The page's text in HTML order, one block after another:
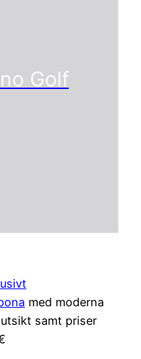
Golf
med moderna
samt priser